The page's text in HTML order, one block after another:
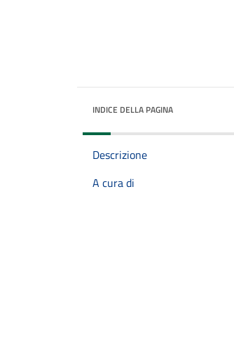
INDICE DELLA PAGINA
Descrizione
A cura di